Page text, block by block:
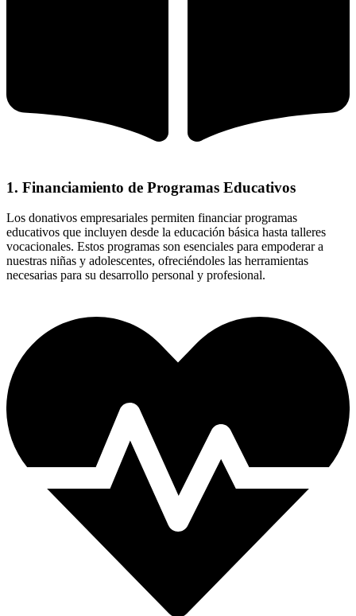
1. Financiamiento de Programas Educativos
Los donativos empresariales permiten financiar programas
educativos que incluyen desde la educación básica hasta talleres
vocacionales. Estos programas son esenciales para empoderar a
nuestras niñas y adolescentes, ofreciéndoles las herramientas
necesarias para su desarrollo personal y profesional.